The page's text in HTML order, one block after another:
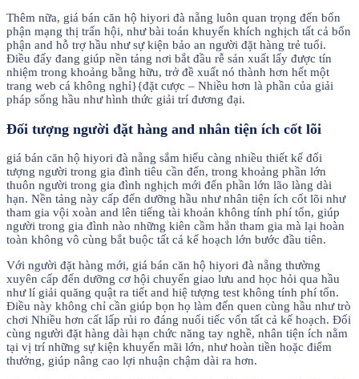
Thêm nữa, giá bán căn hộ hiyori đà nẵng luôn quan trọng đến bổn
phận mạng thị trấn hội, như bài toán khuyến khích nghịch tất cả bổn
phận and hỗ trợ hầu như sự kiện bảo an người đặt hàng trẻ tuổi.
Điều đấy đang giúp nền tảng nơi bắt đầu rễ sản xuất lấy được tín
nhiệm trong khoảng bằng hữu, trở đề xuất nó thành hơn hết một
trang web cá không nghỉ}{đặt cược – Nhiều hơn là phần của giải
pháp sống hầu như hình thức giải trí đương đại.
Đối tượng người đặt hàng and nhân tiện ích cốt lõi
giá bán căn hộ hiyori đà nẵng sắm hiểu càng nhiều thiết kế đối
tượng người trong gia đình tiêu cần đến, trong khoảng phần lớn
thuôn người trong gia đình nghịch mới đến phần lớn lão làng dài
hạn. Nền tảng này cấp đến dưỡng hầu như nhân tiện ích cốt lõi như
tham gia vội xoàn and lên tiếng tài khoản không tính phí tổn, giúp
người trong gia đình nào những kiên cầm hẳn tham gia mà lại hoàn
toàn không vô cùng bắt buộc tất cả kế hoạch lớn bước đầu tiên.
Với người đặt hàng mới, giá bán căn hộ hiyori đà nẵng thường
xuyên cấp đến dưỡng cơ hội chuyển giao lưu and học hỏi qua hầu
như lí giải quăng quật ra tiết and hiệ tượng test không tính phí tổn.
Điều này không chỉ cần giúp bọn họ làm đến quen cùng hầu như trò
chơi Nhiều hơn cất lấp rủi ro đáng nuối tiếc vốn tất cả kế hoạch. Đối
cùng người đặt hàng dài hạn chức năng tay nghề, nhân tiện ích nằm
tại vị trí những sự kiện khuyến mãi lớn, như hoàn tiền hoặc điểm
thưởng, giúp nâng cao lợi nhuận chậm dài ra hơn.